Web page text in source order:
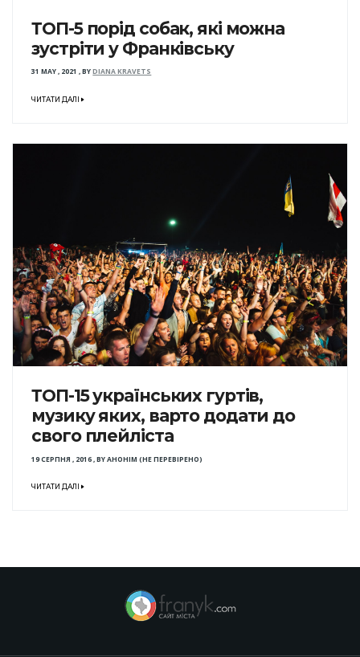
ТОП-5 порід собак, які можна
зустріти у Франківську
31 MAY , 2021 ,BYDIANA KRAVETS
ЧИТАТИ ДАЛІ
ТОП-15 українських гуртів,
музику яких, варто додати до
свого плейліста
19 СЕРПНЯ , 2016,BYАНОНІМ (НЕ ПЕРЕВІРЕНО)
ЧИТАТИ ДАЛІ